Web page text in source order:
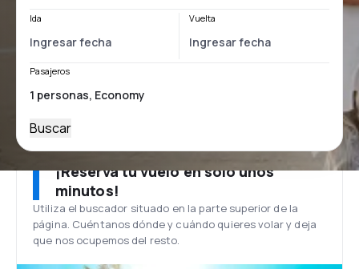
Ida Vuelta
Pasajeros
Buscar
¡Reserva tu vuelo en solo unos
minutos!
Utiliza el buscador situado en la parte superior de la
página. Cuéntanos dónde y cuándo quieres volar y deja
que nos ocupemos del resto.